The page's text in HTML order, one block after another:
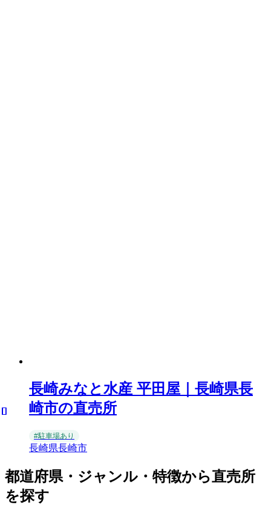
長崎みなと水産 平田屋｜長崎県長
崎市の直売所
#駐車場あり
長崎県長崎市
都道府県・ジャンル・特徴から直売所
を探す